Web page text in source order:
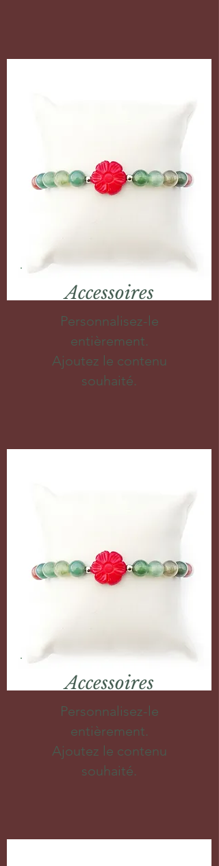
Accessoires
Personnalisez-le
entièrement.
Ajoutez le contenu
souhaité.
Accessoires
Personnalisez-le
entièrement.
Ajoutez le contenu
souhaité.